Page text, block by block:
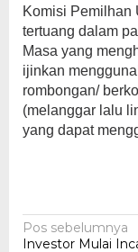
Komisi Pemilhan
tertuang dalam
Masa yang
ijinkan
rombongan/
(melanggar lalu
yang dapat
Navigasi
Pos sebelumnya
Investor Mulai